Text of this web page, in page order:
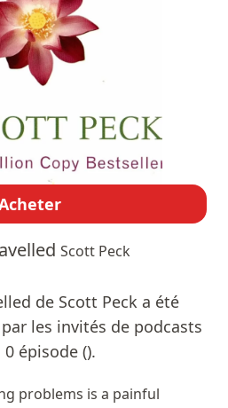
Scott Peck
de Scott Peck a été
les invités de podcasts
épisode ().
problems is a painful